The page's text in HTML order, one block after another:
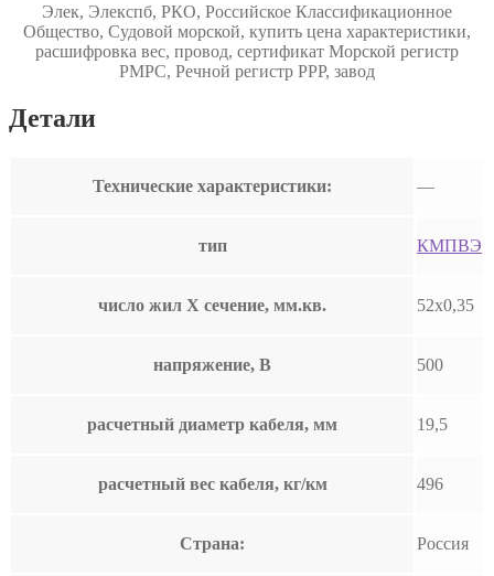
Элек, Элекспб, РКО, Российское Классификационное
Общество, Судовой морской, купить цена характеристики,
расшифровка вес, провод, сертификат Морской регистр
РМРС, Речной регистр РРР, завод
Детали
Технические характеристики: —
тип КМПВЭ
число жил Х сечение, мм.кв. 52х0,35
напряжение, В 500
расчетный диаметр кабеля, мм 19,5
расчетный вес кабеля, кг/км 496
Страна: Россия